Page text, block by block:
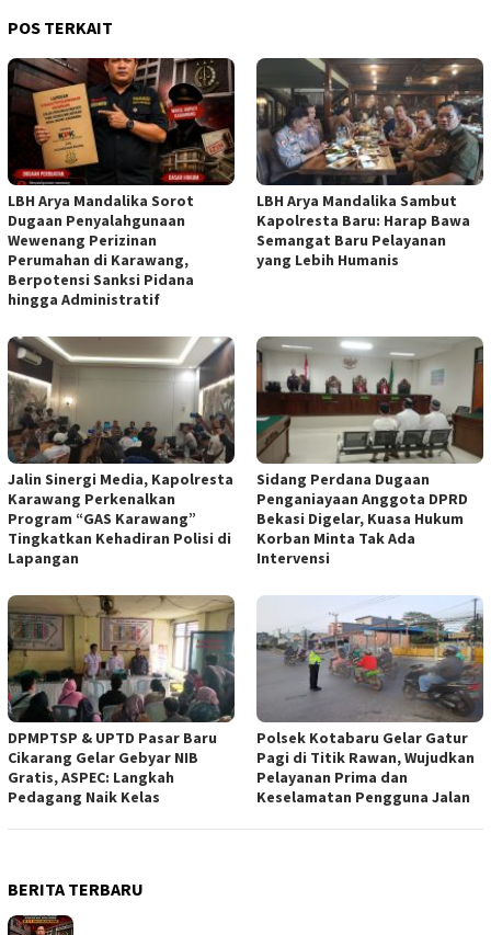
POS TERKAIT
LBH Arya Mandalika Sorot
Dugaan Penyalahgunaan
Wewenang Perizinan
Perumahan di Karawang,
Berpotensi Sanksi Pidana
hingga Administratif
LBH Arya Mandalika Sambut
Kapolresta Baru: Harap Bawa
Semangat Baru Pelayanan
yang Lebih Humanis
Jalin Sinergi Media, Kapolresta
Karawang Perkenalkan
Program “GAS Karawang”
Tingkatkan Kehadiran Polisi di
Lapangan
Sidang Perdana Dugaan
Penganiayaan Anggota DPRD
Bekasi Digelar, Kuasa Hukum
Korban Minta Tak Ada
Intervensi
DPMPTSP & UPTD Pasar Baru
Cikarang Gelar Gebyar NIB
Gratis, ASPEC: Langkah
Pedagang Naik Kelas
Polsek Kotabaru Gelar Gatur
Pagi di Titik Rawan, Wujudkan
Pelayanan Prima dan
Keselamatan Pengguna Jalan
BERITA TERBARU